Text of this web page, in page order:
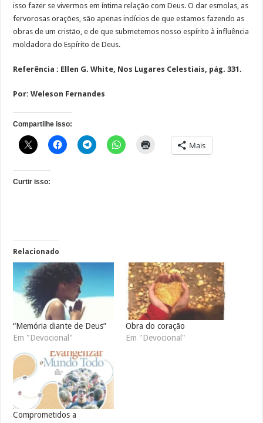
isso fazer se vivermos em íntima relação com Deus. O dar esmolas, as
fervorosas orações, são apenas indícios de que estamos fazendo as
obras de um cristão, e de que submetemos nosso espírito à influência
moldadora do Espírito de Deus.
Referência : Ellen G. White, Nos Lugares Celestiais, pág. 331.
Por: Weleson Fernandes
Compartilhe isso:
Mais
Curtir isso:
Relacionado
“Memória diante de Deus”
Em "Devocional"
Obra do coração
Em "Devocional"
Comprometidos a